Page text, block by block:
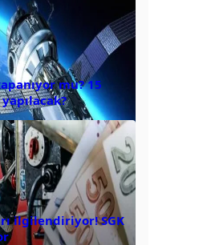
mu? 15
ilgilendiriyor! SGK